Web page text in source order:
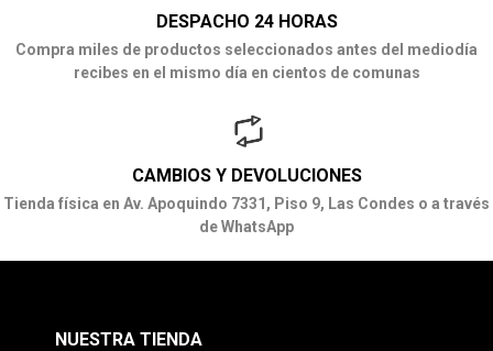
DESPACHO 24 HORAS
Compra miles de productos seleccionados antes del mediodía
recibes en el mismo día en cientos de comunas
CAMBIOS Y DEVOLUCIONES
Tienda física en Av. Apoquindo 7331, Piso 9, Las Condes o a través
de WhatsApp
NUESTRA TIENDA